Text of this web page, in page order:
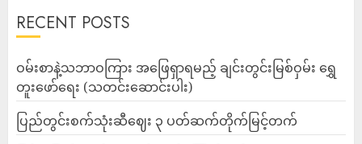
RECENT POSTS
ဝမ်းစာနဲ့သဘာဝကြား အဖြေရှာရမည့် ချင်းတွင်းမြစ်ဝှမ်း ရွှေ
တူးဖော်ရေး (သတင်းဆောင်းပါး)
ပြည်တွင်းစက်သုံးဆီဈေး ၃ ပတ်ဆက်တိုက်မြင့်တက်